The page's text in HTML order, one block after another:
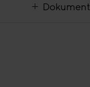
Dokument